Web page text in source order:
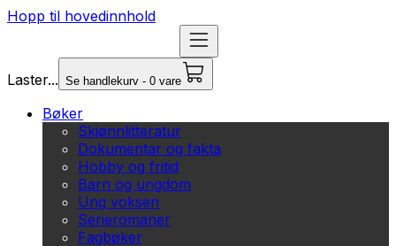
Hopp til hovedinnhold
Laster... Se handlekurv - 0 vare
Bøker
Skjønnlitteratur
Dokumentar og fakta
Hobby og fritid
Barn og ungdom
Ung voksen
Serieromaner
Fagbøker